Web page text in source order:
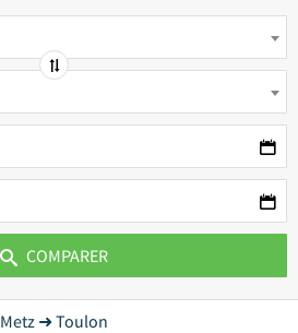
COMPARER
Metz ➜ Toulon